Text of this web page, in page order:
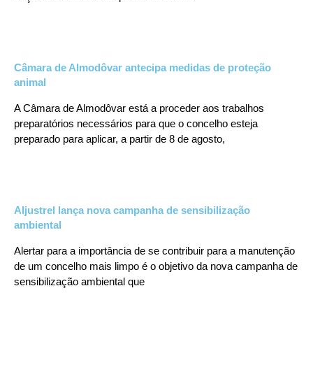
Câmara de Almodôvar antecipa medidas de proteção
animal
A Câmara de Almodôvar está a proceder aos trabalhos
preparatórios necessários para que o concelho esteja
preparado para aplicar, a partir de 8 de agosto,
Aljustrel lança nova campanha de sensibilização
ambiental
Alertar para a importância de se contribuir para a manutenção
de um concelho mais limpo é o objetivo da nova campanha de
sensibilização ambiental que